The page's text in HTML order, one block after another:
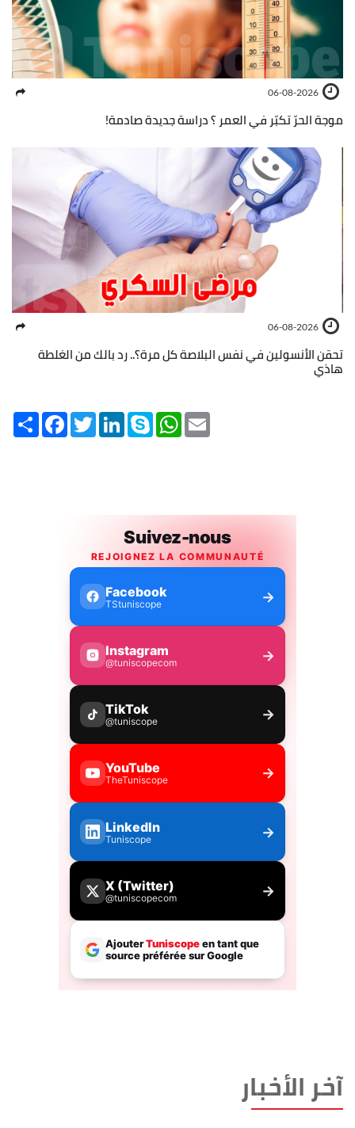
06-08-2026
موجة الحرّ تكبّر في العمر ؟ دراسة جديدة صادمة!
06-08-2026
تحقن الأنسولين في نفس البلاصة كل مرة؟.. رد بالك من الغلطة
هاذي
Share FacebookTwitterLinkedInSkype WhatsApp
آخر الأخبار